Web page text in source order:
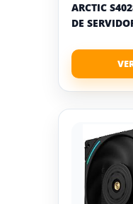
ARCTIC
DE